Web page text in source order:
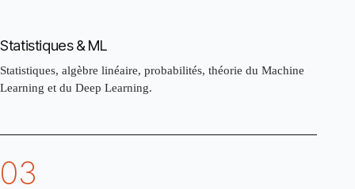
Statistiques & ML
Statistiques, algèbre linéaire, probabilités, théorie du Machine
Learning et du Deep Learning.
03